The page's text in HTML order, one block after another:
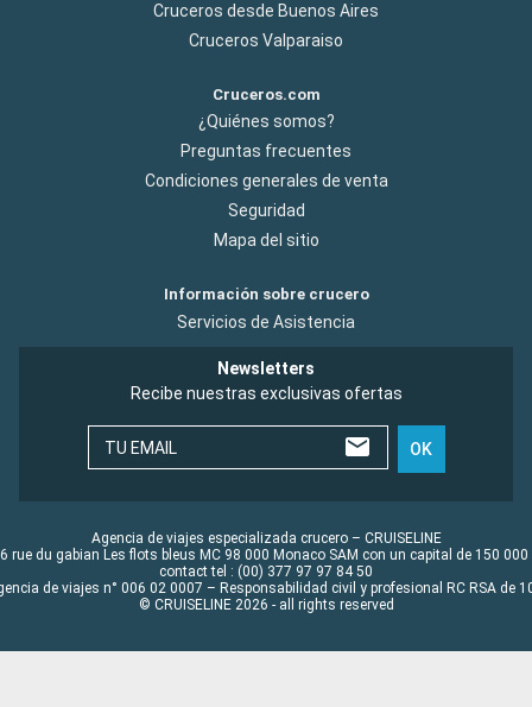
Cruceros desde Buenos Aires
Cruceros Valparaiso
Cruceros.com
¿Quiénes somos?
Preguntas frecuentes
Condiciones generales de venta
Seguridad
Mapa del sitio
Información sobre crucero
Servicios de Asistencia
Newsletters
Recibe nuestras exclusivas ofertas
TU EMAIL OK
Agencia de viajes especializada crucero – CRUISELINE
rue du gabian Les flots bleus MC 98 000 Monaco SAM con un capital de 150 000
contact tel : (00) 377 97 97 84 50
de viajes n° 006 02 0007 – Responsabilidad civil y profesional RC RSA de
© CRUISELINE 2026 - all rights reserved